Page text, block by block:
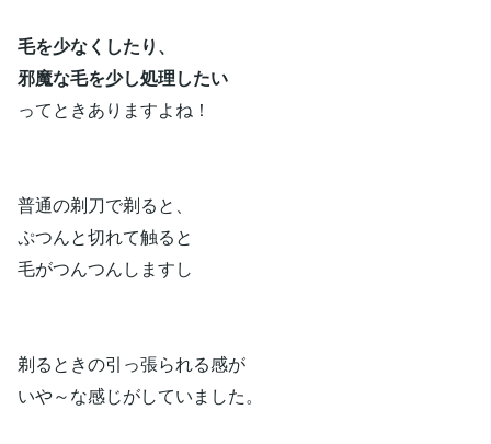
毛を少なくしたり、
邪魔な毛を少し処理したい
ってときありますよね！
普通の剃刀で剃ると、
ぷつんと切れて触ると
毛がつんつんしますし
剃るときの引っ張られる感が
いや～な感じがしていました。